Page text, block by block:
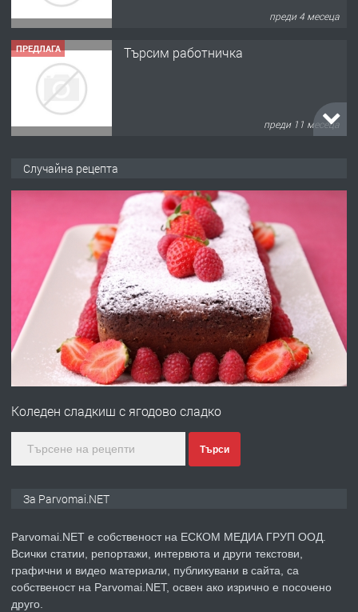
преди 4 месеца
ПРЕДЛАГА Търсим работничка
преди 11 месеца
преди 1 година
ПРЕДЛАГА Работа за общи работници
преди 1 година
ПРЕДЛАГА
Първи поход "По стъпките на Ангел
преди 1 година
ПРЕДЛАГА Уроци по Математика
Случайна рецепта
Коледен сладкиш с ягодово сладко
Търси
За Parvomai.NET
Parvomai.NET е собственост на ЕСКОМ МЕДИА ГРУП ООД.
Всички статии, репортажи, интервюта и други текстови,
графични и видео материали, публикувани в сайта, са
собственост на Parvomai.NET, освен ако изрично е посочено
друго.